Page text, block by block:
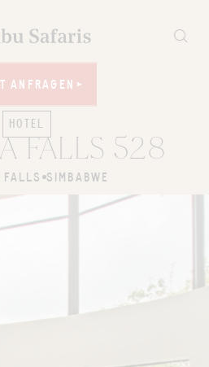
ANFRAGEN
ANFRAGEN
HOTEL
FALLS 528
FALLS SIMBABWE